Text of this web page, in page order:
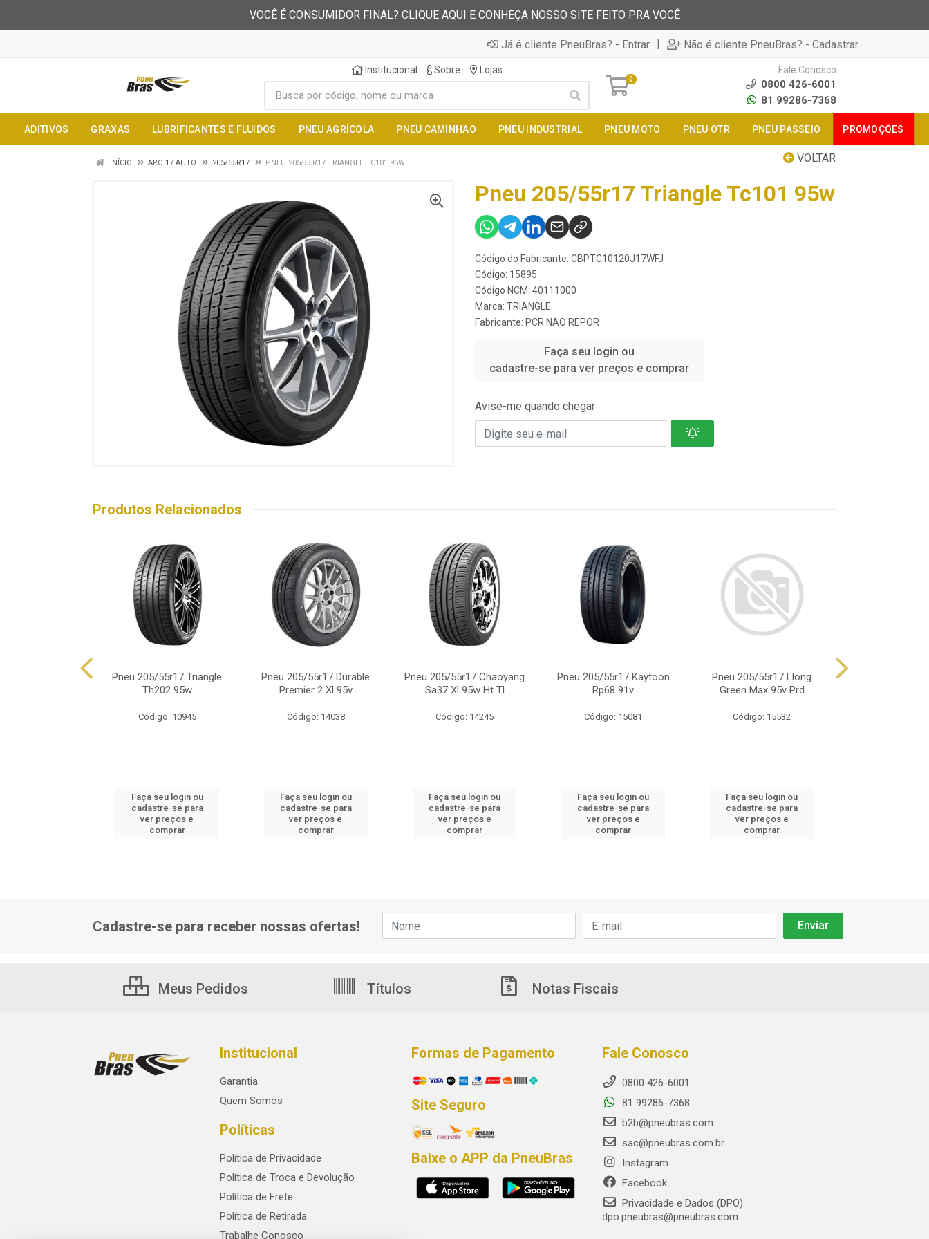
VOCÊ É CONSUMIDOR FINAL? CLIQUE AQUI E CONHEÇA NOSSO SITE FEITO PRA VOCÊ
Já é cliente PneuBras? - Entrar | Não é cliente PneuBras? - Cadastrar
Institucional Sobre Lojas
0
Fale Conosco
0800 426-6001
81 99286-7368
ADITIVOS GRAXAS LUBRIFICANTES E FLUIDOS PNEU AGRÍCOLA PNEU CAMINHAO PNEU INDUSTRIAL PNEU MOTO PNEU OTR PNEU PASSEIO PROMOÇÕES
VOLTAR
INÍCIO ARO 17 AUTO 205/55R17 PNEU 205/55R17 TRIANGLE TC101 95W
Pneu 205/55r17 Triangle Tc101 95w
Código do Fabricante: CBPTC10120J17WFJ
Código: 15895
Código NCM: 40111000
Marca: TRIANGLE
Fabricante: PCR NÃO REPOR
Faça seu login ou
cadastre-se para ver preços e comprar
Avise-me quando chegar
Produtos Relacionados
Pneu 205/55r17 Triangle
Th202 95w
Código: 10945
Faça seu login ou
cadastre-se para
ver preços e
comprar
Pneu 205/55r17 Durable
Premier 2 Xl 95v
Código: 14038
Faça seu login ou
cadastre-se para
ver preços e
comprar
Pneu 205/55r17 Chaoyang
Sa37 Xl 95w Ht Tl
Código: 14245
Faça seu login ou
cadastre-se para
ver preços e
comprar
Pneu 205/55r17 Kaytoon
Rp68 91v
Código: 15081
Faça seu login ou
cadastre-se para
ver preços e
comprar
Pneu 205/55r17 Llong
Green Max 95v Prd
Código: 15532
Faça seu login ou
cadastre-se para
ver preços e
comprar
Cadastre-se para receber nossas ofertas!
Meus Pedidos Títulos Notas Fiscais
Institucional
Garantia
Quem Somos
Políticas
Política de Privacidade
Política de Troca e Devolução
Política de Frete
Política de Retirada
Trabalhe Conosco
Formas de Pagamento
Site Seguro
Baixe o APP da PneuBras
Fale Conosco
0800 426-6001
81 99286-7368
b2b@pneubras.com
sac@pneubras.com.br
Instagram
Facebook
Privacidade e Dados (DPO):
dpo.pneubras@pneubras.com